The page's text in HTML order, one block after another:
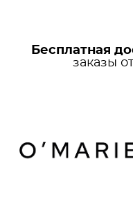
Бесплатная
заказы